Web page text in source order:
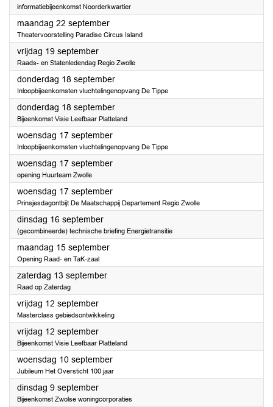
informatiebijeenkomst Noorderkwartier
maandag 22 september2025
Theatervoorstelling Paradise Circus Island
vrijdag 19 september2025
Raads- en Statenledendag Regio Zwolle
donderdag 18 september2025
Inloopbijeenkomsten vluchtelingenopvang De Tippe
donderdag 18 september2025
Bijeenkomst Visie Leefbaar Platteland
woensdag 17 september2025
Inloopbijeenkomsten vluchtelingenopvang De Tippe
woensdag 17 september2025
opening Huurteam Zwolle
woensdag 17 september2025
Prinsjesdagontbijt De Maatschappij Departement Regio Zwolle
dinsdag 16 september2025
(gecombineerde) technische briefing Energietransitie
maandag 15 september2025
Opening Raad- en TaK-zaal
zaterdag 13 september2025
Raad op Zaterdag
vrijdag 12 september2025
Masterclass gebiedsontwikkeling
vrijdag 12 september2025
Bijeenkomst Visie Leefbaar Platteland
woensdag 10 september2025
Jubileum Het Oversticht 100 jaar
dinsdag 9 september2025
Bijeenkomst Zwolse woningcorporaties